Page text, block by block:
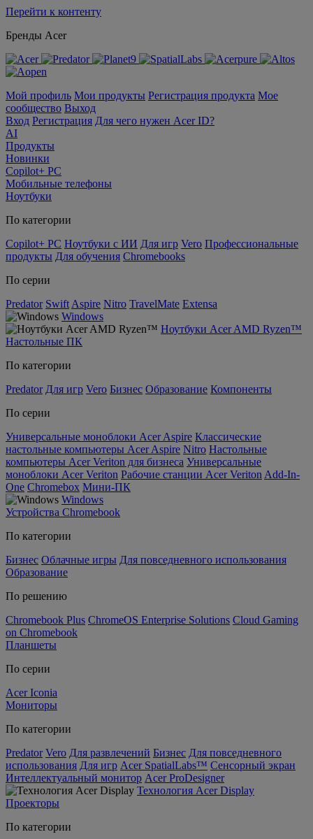
Перейти к контенту
Бренды Acer
Мой профиль Мои продукты Регистрация продукта Мое
сообщество Выход
Вход Регистрация Для чего нужен Acer ID?
AI
Продукты
Новинки
Copilot+ PC
Мобильные телефоны
Ноутбуки
По категории
Copilot+ PC Ноутбуки с ИИ Для игр Vero Профессиональные
продукты Для обучения Chromebooks
По серии
Predator Swift Aspire Nitro TravelMate Extensa
Windows
Ноутбуки Acer AMD Ryzen™
Настольные ПК
По категории
Predator Для игр Vero Бизнес Образование Компоненты
По серии
Универсальные моноблоки Acer Aspire Классические
настольные компьютеры Acer Aspire Nitro Настольные
компьютеры Acer Veriton для бизнеса Универсальные
моноблоки Acer Veriton Рабочие станции Acer Veriton Add-In-
One Chromebox Мини-ПК
Windows
Устройства Chromebook
По категории
Бизнес Облачные игры Для повседневного использования
Образование
По решению
Chromebook Plus ChromeOS Enterprise Solutions Cloud Gaming
on Chromebook
Планшеты
По серии
Acer Iconia
Мониторы
По категории
Predator Vero Для развлечений Бизнес Для повседневного
использования Для игр Acer SpatialLabs™ Сенсорный экран
Интеллектуальный монитор Acer ProDesigner
Технология Acer Display
Проекторы
По категории